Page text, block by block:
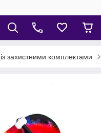
захистними комплектами